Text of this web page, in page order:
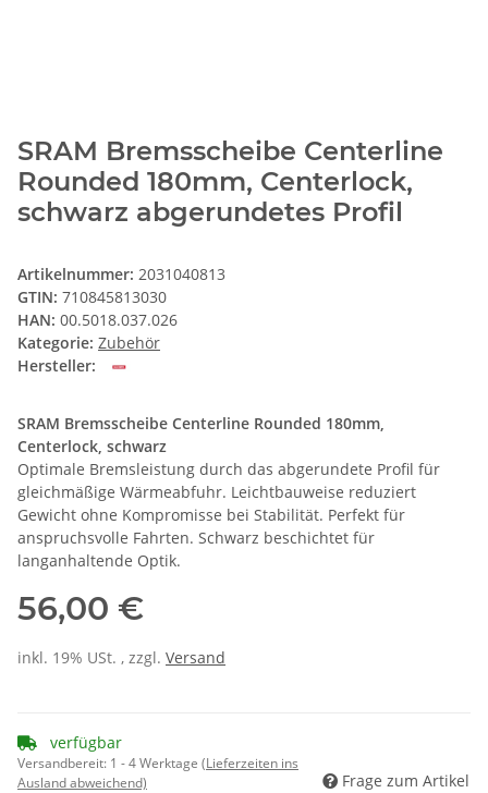
SRAM Bremsscheibe Centerline
Rounded 180mm, Centerlock,
schwarz abgerundetes Profil
Artikelnummer: 2031040813
GTIN: 710845813030
HAN: 00.5018.037.026
Kategorie: Zubehör
Hersteller:
SRAM Bremsscheibe Centerline Rounded 180mm,
Centerlock, schwarz
Optimale Bremsleistung durch das abgerundete Profil für
gleichmäßige Wärmeabfuhr. Leichtbauweise reduziert
Gewicht ohne Kompromisse bei Stabilität. Perfekt für
anspruchsvolle Fahrten. Schwarz beschichtet für
langanhaltende Optik.
56,00 €
inkl. 19% USt. , zzgl. Versand
verfügbar
Versandbereit: 1 - 4 Werktage (Lieferzeiten ins
Ausland abweichend)
Frage zum Artikel